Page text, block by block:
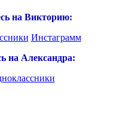
на Викторию:
Инстаграмм
на Александра: